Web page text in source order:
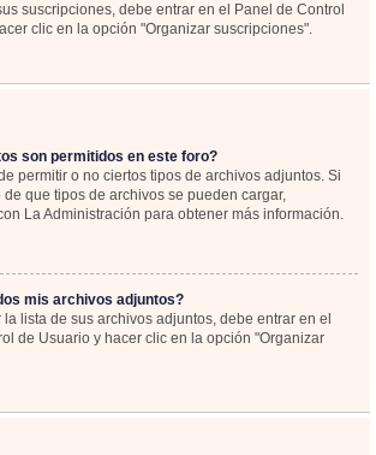
suscripciones, debe entrar en el Panel de Control
clic en la opción "Organizar suscripciones".
son permitidos en este foro?
permitir o no ciertos tipos de archivos adjuntos. Si
de que tipos de archivos se pueden cargar,
La Administración para obtener más información.
mis archivos adjuntos?
la lista de sus archivos adjuntos, debe entrar en el
de Usuario y hacer clic en la opción "Organizar